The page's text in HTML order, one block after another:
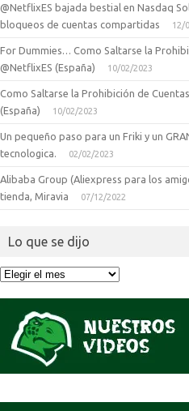
@NetflixES bajada bestial en Nasdaq
bloqueos de cuentas compartidas
12/
For Dummies… Como Saltarse la
@NetflixES (España)
10/02/2023
Como Saltarse la Prohibición de
(España)
10/02/2023
Un pequeño paso para un Friki y un
tecnologica.
02/02/2023
Alibaba Group (Aliexpress para los
tienda, Miravia
07/12/2022
Lo que se dijo
Lo